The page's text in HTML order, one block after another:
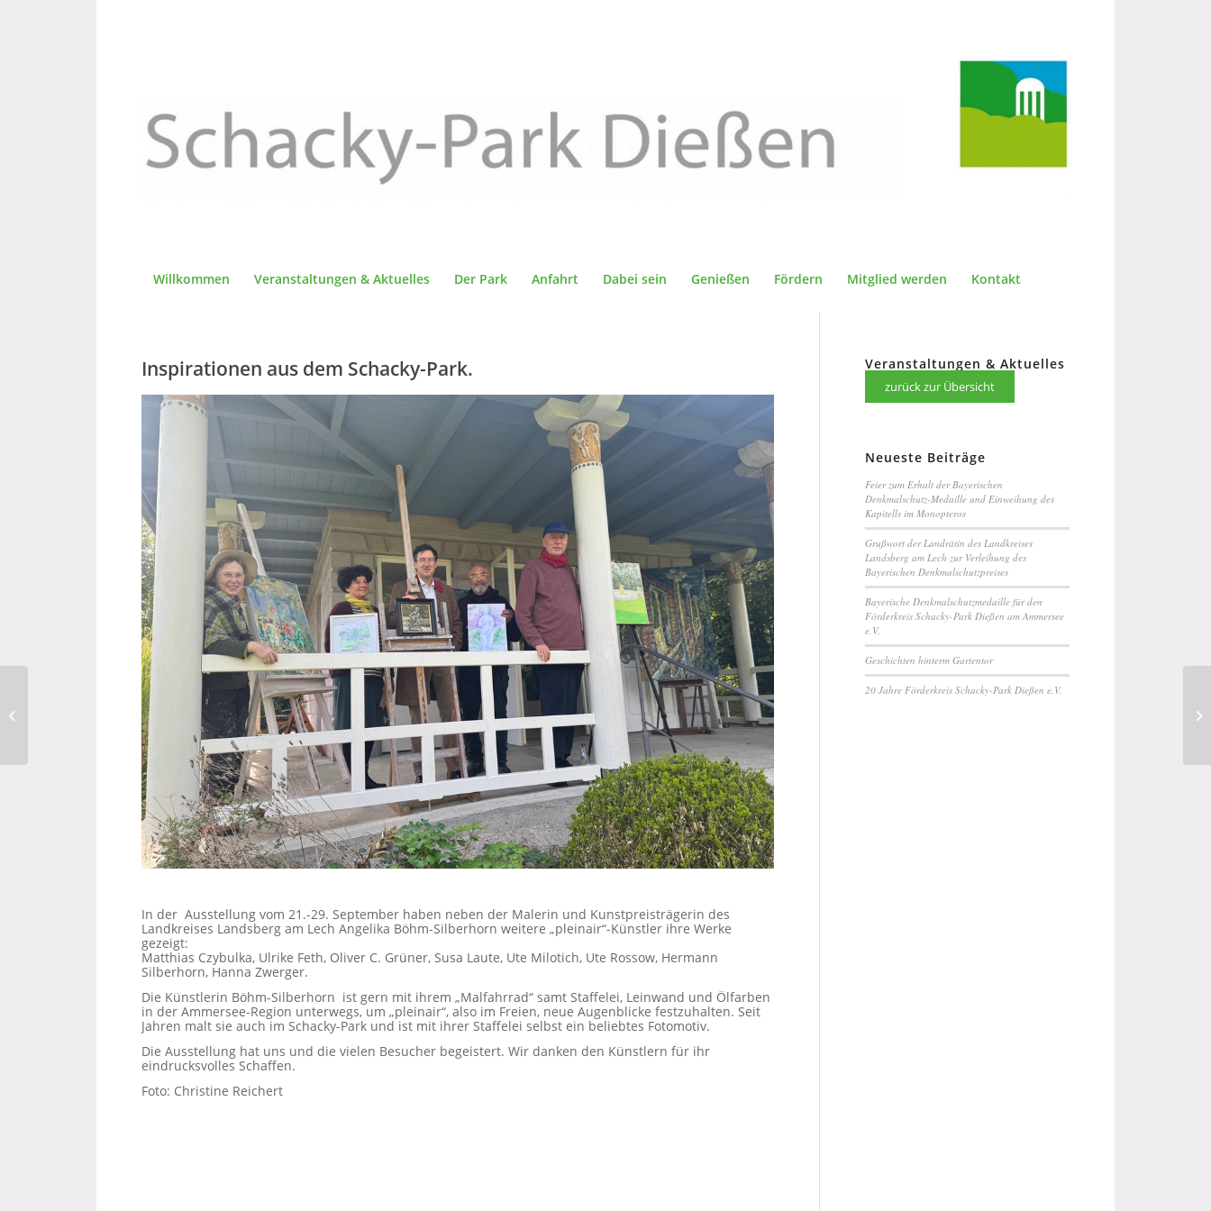
Willkommen Veranstaltungen & Aktuelles Der Park Anfahrt Dabei sein Genießen Fördern Mitglied werden Kontakt
Inspirationen aus dem Schacky-Park.
In der Ausstellung vom 21.-29. September haben neben der Malerin und Kunstpreisträgerin des
Landkreises Landsberg am Lech Angelika Böhm-Silberhorn weitere „pleinair“-Künstler ihre Werke
gezeigt:
Matthias Czybulka, Ulrike Feth, Oliver C. Grüner, Susa Laute, Ute Milotich, Ute Rossow, Hermann
Silberhorn, Hanna Zwerger.
Die Künstlerin Böhm-Silberhorn ist gern mit ihrem „Malfahrrad“ samt Staffelei, Leinwand und Ölfarben
in der Ammersee-Region unterwegs, um „pleinair“, also im Freien, neue Augenblicke festzuhalten. Seit
Jahren malt sie auch im Schacky-Park und ist mit ihrer Staffelei selbst ein beliebtes Fotomotiv.
Die Ausstellung hat uns und die vielen Besucher begeistert. Wir danken den Künstlern für ihr
eindrucksvolles Schaffen.
Foto: Christine Reichert
Veranstaltungen & Aktuelles
zurück zur Übersicht
Neueste Beiträge
Feier zum Erhalt der Bayerischen
Denkmalschutz-Medaille und Einweihung des
Kapitells im Monopteros
Grußwort der Landrätin des Landkreises
Landsberg am Lech zur Verleihung des
Bayerischen Denkmalschutzpreises
Bayerische Denkmalschutzmedaille für den
Förderkreis Schacky-Park Dießen am Ammersee
e.V.
Geschichten hinterm Gartentor
20 Jahre Förderkreis Schacky-Park Dießen e.V.
In meine Ferne gesprochen